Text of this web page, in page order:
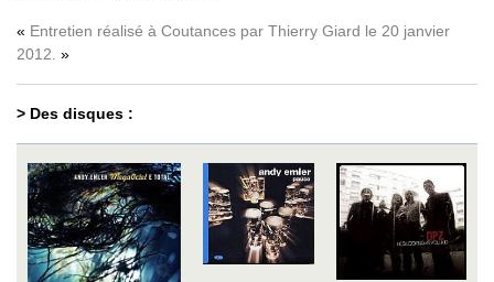
Entretien réalisé à Coutances par Thierry Giard le 20 janvier
2012.
> Des disques :